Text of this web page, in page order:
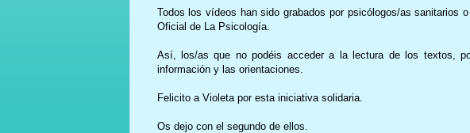
Todos los vídeos han sido grabados por psicólogos/as sanitarios
Oficial de La Psicología.
Así, los/as que no podéis acceder a la lectura de los textos,
información y las orientaciones.
Felicito a Violeta por esta iniciativa solidaria.
Os dejo con el segundo de ellos.